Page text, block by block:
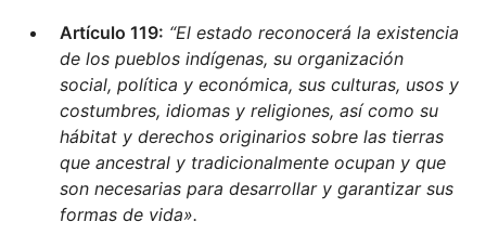
Artículo 119: “El estado reconocerá la existencia
de los pueblos indígenas, su organización
social, política y económica, sus culturas, usos y
costumbres, idiomas y religiones, así como su
hábitat y derechos originarios sobre las tierras
que ancestral y tradicionalmente ocupan y que
son necesarias para desarrollar y garantizar sus
formas de vida».